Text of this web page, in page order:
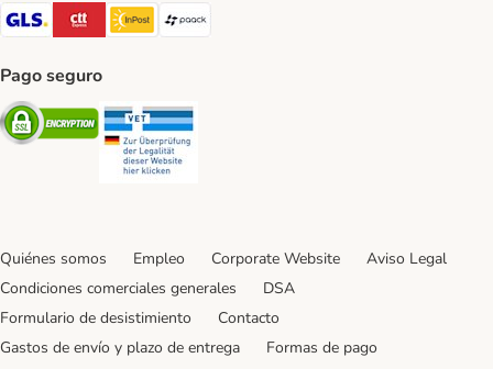
GLS Shipping Method
CTTExpress Shipping Method
InPost Shipping Method
paack Shipping Method
Pago seguro
Security
Quiénes somos Empleo Corporate Website
Aviso Legal
Condiciones comerciales generales
DSA
Formulario de desistimiento
Contacto
Gastos de envío y plazo de entrega
Formas de pago